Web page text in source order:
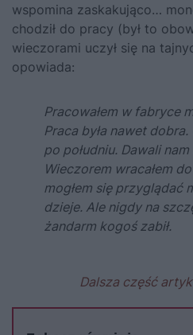
wspomina zaskakująco…
chodził do pracy (był to
wieczorami uczył się na
opowiada:
Pracowałem w fabryce
Praca była nawet
po południu. Dawali
Wieczorem wracałem
mogłem się przyglądać
dzieje. Ale nigdy na
żandarm kogoś zabił.
Dalsza część